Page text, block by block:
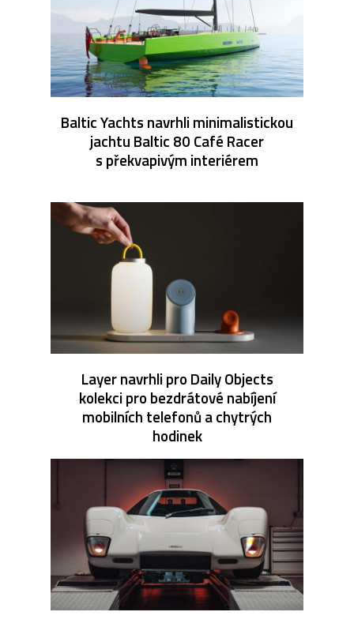
Baltic Yachts navrhli minimalistickou
jachtu Baltic 80 Café Racer
s překvapivým interiérem
Layer navrhli pro Daily Objects
kolekci pro bezdrátové nabíjení
mobilních telefonů a chytrých
hodinek